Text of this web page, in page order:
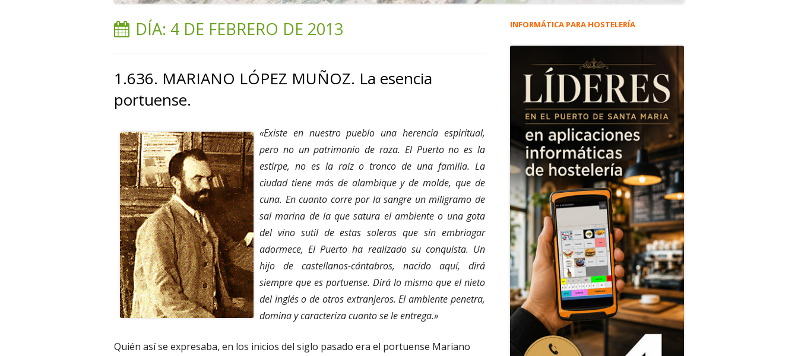
DÍA: 4 DE FEBRERO DE 2013
1.636. MARIANO LÓPEZ MUÑOZ. La esencia
portuense.
«Existe en nuestro pueblo una herencia espiritual,
pero no un patrimonio de raza. El Puerto no es la
estirpe, no es la raíz o tronco de una familia. La
ciudad tiene más de alambique y de molde, que de
cuna. En cuanto corre por la sangre un miligramo de
sal marina de la que satura el ambiente o una gota
del vino sutil de estas soleras que sin embriagar
adormece, El Puerto ha realizado su conquista. Un
hijo de castellanos-cántabros, nacido aquí, dirá
siempre que es portuense. Dirá lo mismo que el nieto
del inglés o de otros extranjeros. El ambiente penetra,
domina y caracteriza cuanto se le entrega.»
Quién así se expresaba, en los inicios del siglo pasado era el portuense Mariano
Barra
principal
INFORMÁTICA PARA HOSTELERÍA